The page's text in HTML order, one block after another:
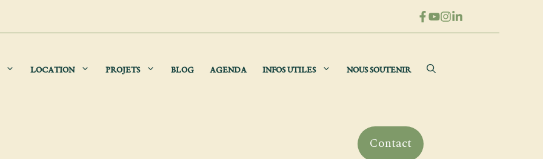
LOCATION PROJETS BLOG AGENDA INFOS UTILES NOUS SOUTENIR
Contact